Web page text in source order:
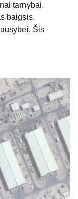
tarnybai.
baigsis,
Šis